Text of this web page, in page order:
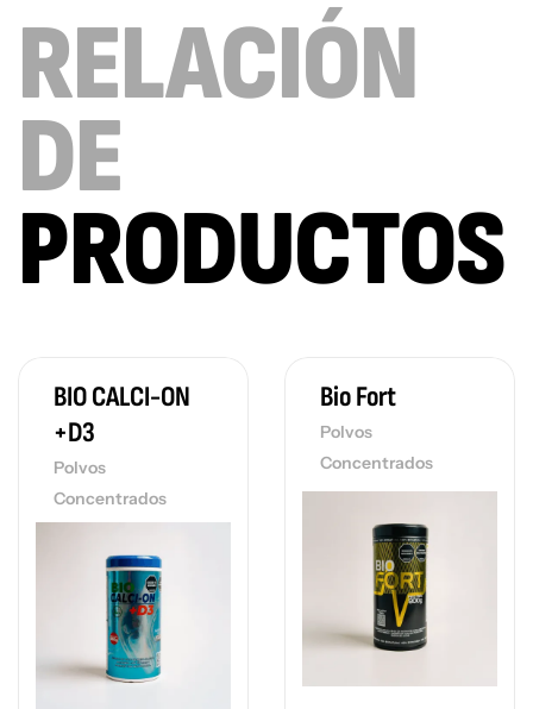
RELACIÓN
DE
PRODUCTOS
BIO CALCI-ON
+D3
Polvos
Concentrados
Bio Fort
Polvos
Concentrados